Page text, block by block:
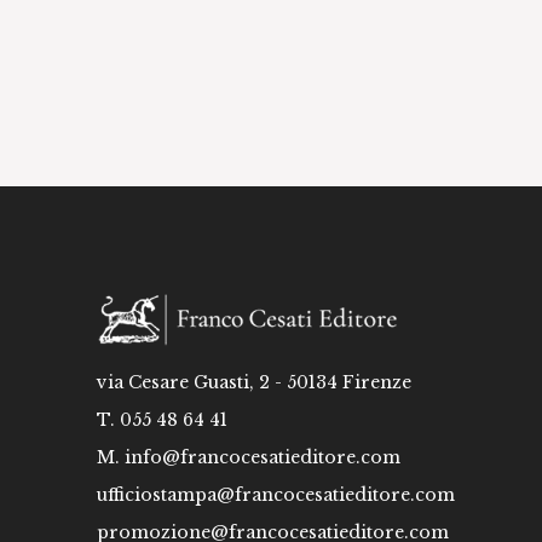
via Cesare Guasti, 2 - 50134 Firenze
T. 055 48 64 41
M. info@francocesatieditore.com
ufficiostampa@francocesatieditore.com
promozione@francocesatieditore.com